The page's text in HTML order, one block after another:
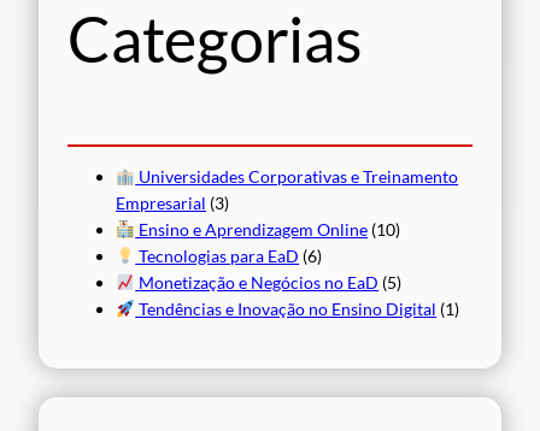
a
r
Categorias
Universidades Corporativas e Treinamento
Empresarial (3)
Ensino e Aprendizagem Online (10)
Tecnologias para EaD (6)
Monetização e Negócios no EaD (5)
Tendências e Inovação no Ensino Digital (1)